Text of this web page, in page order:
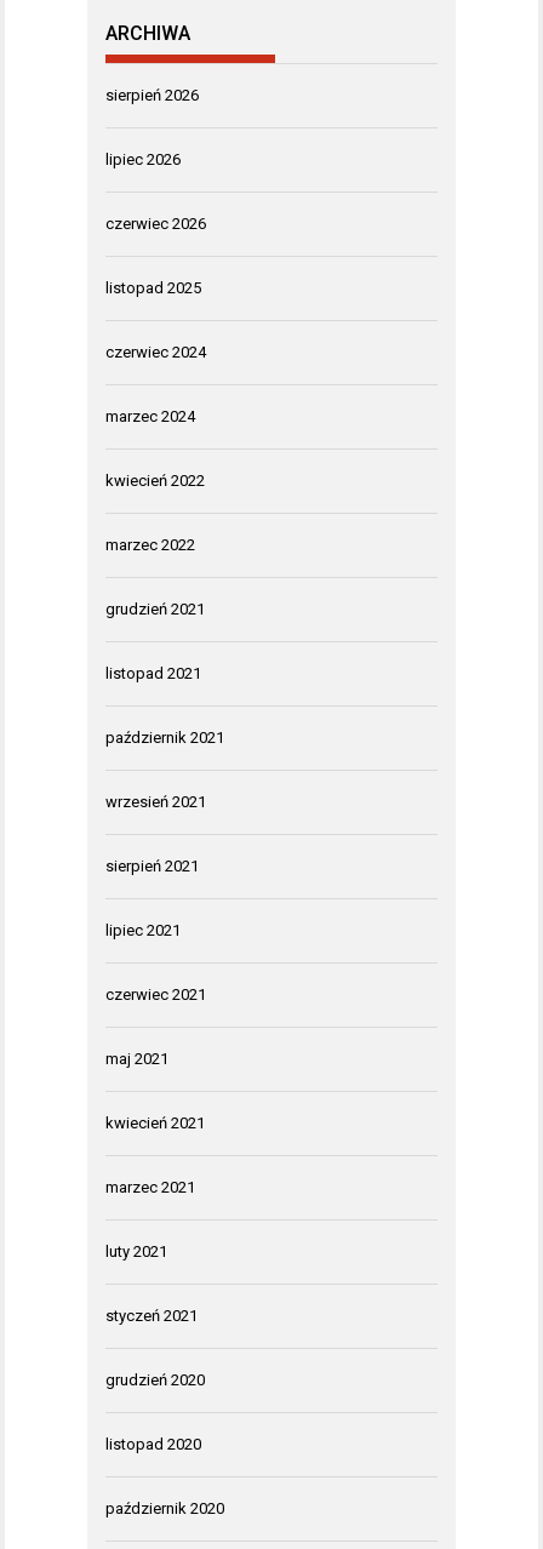
ARCHIWA
sierpień 2026
lipiec 2026
czerwiec 2026
listopad 2025
czerwiec 2024
marzec 2024
kwiecień 2022
marzec 2022
grudzień 2021
listopad 2021
październik 2021
wrzesień 2021
sierpień 2021
lipiec 2021
czerwiec 2021
maj 2021
kwiecień 2021
marzec 2021
luty 2021
styczeń 2021
grudzień 2020
listopad 2020
październik 2020